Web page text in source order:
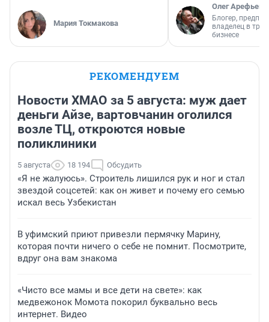
Мария Токмакова
Олег Арефьев
Блогер,
владелец в
бизнесе
РЕКОМЕНДУЕМ
Новости ХМАО за 5 августа: муж дает
деньги Айзе, вартовчанин оголился
возле ТЦ, откроются новые
поликлиники
5 августа 18 194 Обсудить
«Я не жалуюсь». Строитель лишился рук и ног и стал
звездой соцсетей: как он живет и почему его семью
искал весь Узбекистан
В уфимский приют привезли пермячку Марину,
которая почти ничего о себе не помнит. Посмотрите,
вдруг она вам знакома
«Чисто все мамы и все дети на свете»: как
медвежонок Момота покорил буквально весь
интернет. Видео